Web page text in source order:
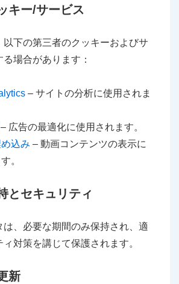
キー/サービス
以下の第三者のクッキーおよびサ
場合があります：
– サイトの分析に使用されま
– 広告の最適化に使用されます。
込み – 動画コンテンツの表示に
。
とセキュリティ
は、必要な期間のみ保持され、適
対策を講じて保護されます。
新